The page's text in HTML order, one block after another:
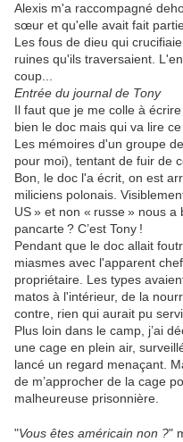
Alexis m'a raccompagné
sœur et qu'elle avait fait
Les fous de dieu qui
ruines qu'ils traversaient.
coup...
Entrée du journal de Tony
Il faut que je me colle à
bien le doc mais qui va lire
Les mémoires d'un groupe
pour moi), tentant de fuir de
Bon, le doc l'a écrit, on est
miliciens polonais.
US» et non « russe» nous a
pancarte? C’est Tony !
Pendant que le doc allait
miasmes avec l'apparent
propriétaire. Les types
matos à l'intérieur, de la
contre, rien qui aurait pu
Plus loin dans le camp, j’ai
une cage en plein air,
lancé un regard menaçant.
de m’approcher de la cage
malheureuse prisonnière.
"Vous êtes américain non ?"